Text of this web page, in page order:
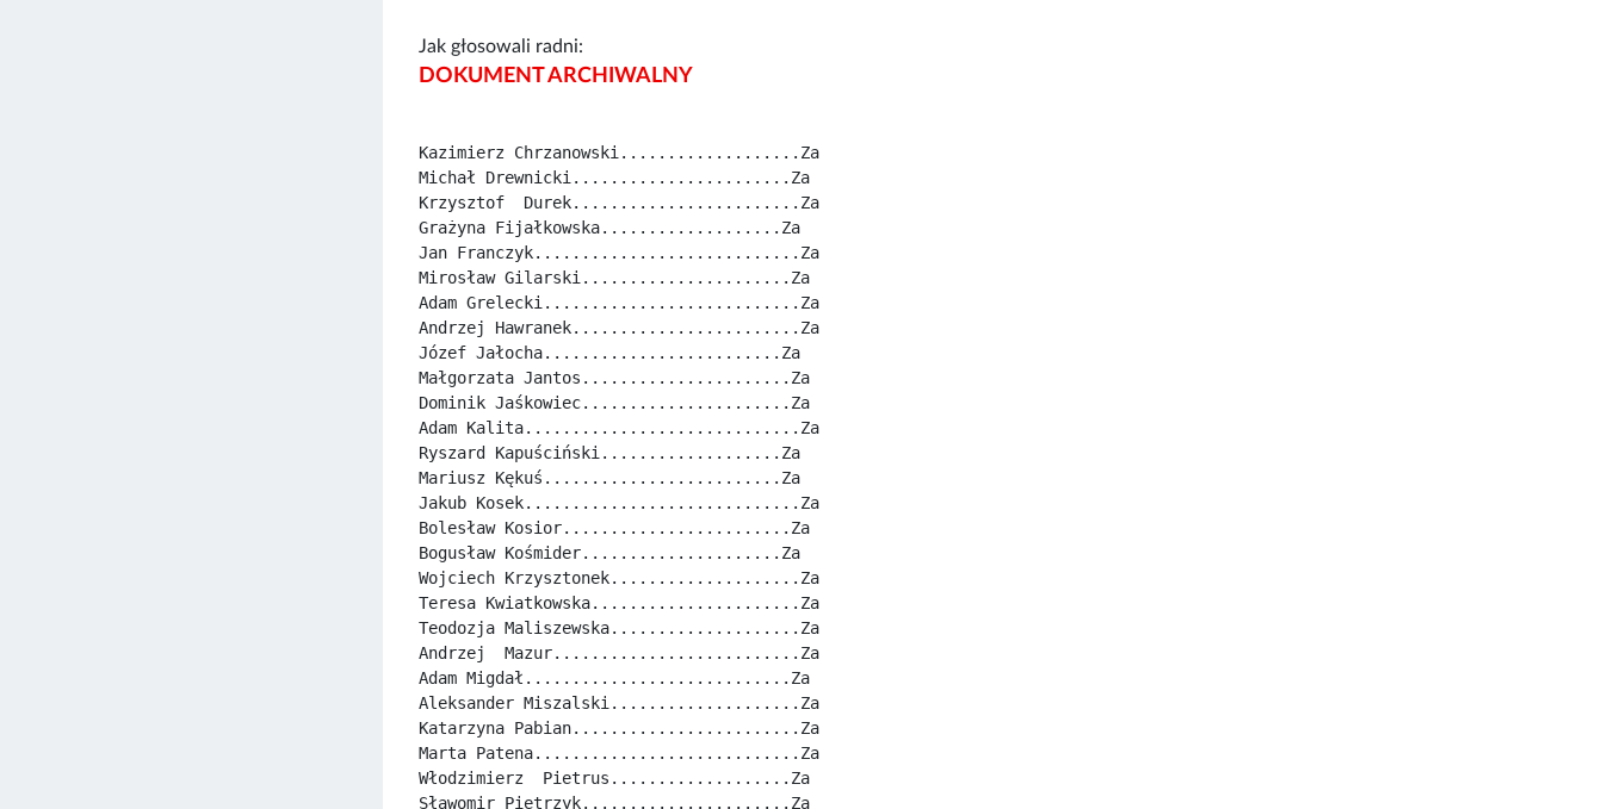
Jak głosowali radni:
DOKUMENT ARCHIWALNY
Kazimierz Chrzanowski...................Za
Michał Drewnicki.......................Za
Krzysztof  Durek........................Za
Grażyna Fijałkowska...................Za
Jan Franczyk............................Za
Mirosław Gilarski......................Za
Adam Grelecki...........................Za
Andrzej Hawranek........................Za
Józef Jałocha.........................Za
Małgorzata Jantos......................Za
Dominik Jaśkowiec......................Za
Adam Kalita.............................Za
Ryszard Kapuściński...................Za
Mariusz Kękuś.........................Za
Jakub Kosek.............................Za
Bolesław Kosior........................Za
Bogusław Kośmider.....................Za
Wojciech Krzysztonek....................Za
Teresa Kwiatkowska......................Za
Teodozja Maliszewska....................Za
Andrzej  Mazur..........................Za
Adam Migdał............................Za
Aleksander Miszalski....................Za
Katarzyna Pabian........................Za
Marta Patena............................Za
Włodzimierz  Pietrus...................Za
Sławomir Pietrzyk......................Za